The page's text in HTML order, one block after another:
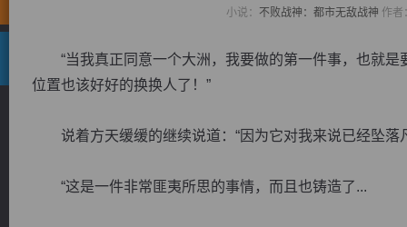
小说： 不败战神：都市无敌战神 作者
“当我真正同意一个大洲，我要做的第一件事，也就是
位置也该好好的换换人了！”
说着方天缓缓的继续说道：“因为它对我来说已经坠落
“这是一件非常匪夷所思的事情，而且也铸造了...